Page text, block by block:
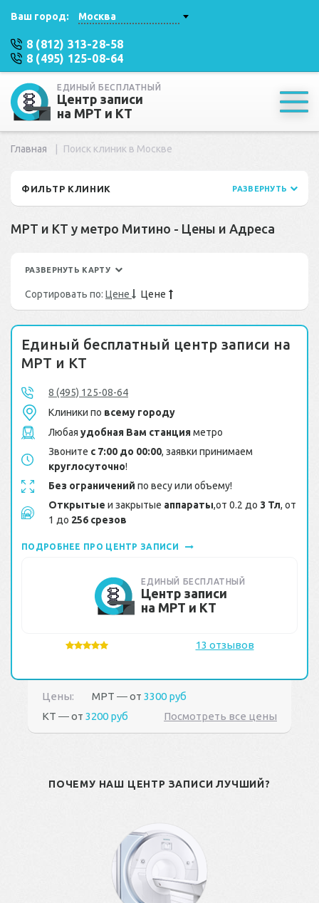
Ваш город: Москва
8 (812) 313-28-58
8 (495) 125-08-64
ЕДИНЫЙ БЕСПЛАТНЫЙ
Центр записи
на МРТ и КТ
Главная Поиск клиник в Москве
ФИЛЬТР КЛИНИК РАЗВЕРНУТЬ
МРТ и КТ у метро Митино - Цены и Адреса
РАЗВЕРНУТЬ КАРТУ
Сортировать по: Цене Цене
Единый бесплатный центр записи на
МРТ и КТ
8 (495) 125-08-64
Клиники по всему городу
Любая удобная Вам станцияметро
Звоните с 7:00 до 00:00, заявки принимаем
круглосуточно!
Без ограничений по весу или объему!
Открытые и закрытые аппараты,от 0.2 до 3 Тл, от
1 до 256 срезов
ПОДРОБНЕЕ ПРО ЦЕНТР ЗАПИСИ
ЕДИНЫЙ БЕСПЛАТНЫЙ
Центр записи
на МРТ и КТ
13 отзывов
Цены: МРТ ― от 3300 руб
КТ ― от 3200 руб Посмотреть все цены
ПОЧЕМУ НАШ ЦЕНТР ЗАПИСИ ЛУЧШИЙ?